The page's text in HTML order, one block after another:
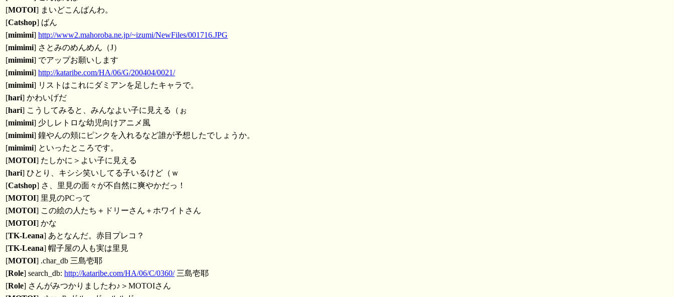
[MOTOI] まいどこんばんわ。
[Catshop] ばん
[mimimi]http://www2.mahoroba.ne.jp/~izumi/NewFiles/001716.JPG
[mimimi] さとみのめんめん（J）
[mimimi] でアップお願いします
[mimimi]http://kataribe.com/HA/06/G/200404/0021/
[mimimi] リストはこれにダミアンを足したキャラで。
[hari] かわいげだ
[hari] こうしてみると、みんなよい子に見える（ぉ
[mimimi] 少しレトロな幼児向けアニメ風
[mimimi] 鐘やんの頬にピンクを入れるなど誰が予想したでしょうか。
[mimimi] といったところです。
[MOTOI] たしかに＞よい子に見える
[hari] ひとり、キシシ笑いしてる子いるけど（ｗ
[Catshop] さ、里見の面々が不自然に爽やかだっ！
[MOTOI] 里見のPCって
[MOTOI] この絵の人たち＋ドリーさん＋ホワイトさん
[MOTOI] かな
[TK-Leana] あとなんだ。赤目プレコ？
[TK-Leana] 帽子屋の人も実は里見
[MOTOI] .char_db 三島壱耶
[Role] search_db:http://kataribe.com/HA/06/C/0360/三島壱耶
[Role] さんがみつかりましたわ♪＞MOTOIさん